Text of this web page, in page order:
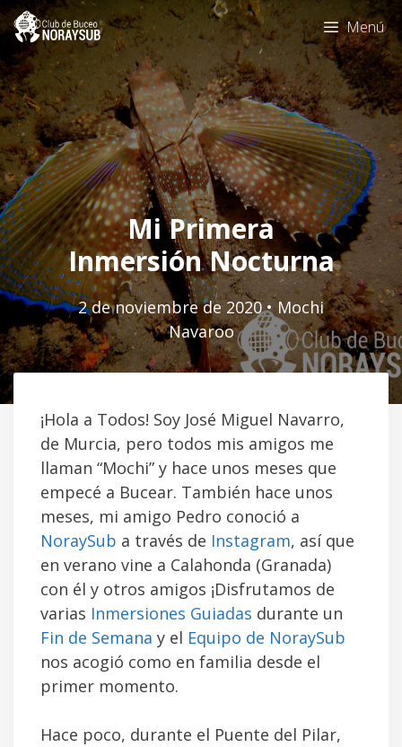
Saltar
al
contenido
Menú
Mi Primera
Inmersión Nocturna
2 de noviembre de 2020•Mochi
Navaroo
¡Hola a Todos! Soy José Miguel Navarro,
de Murcia, pero todos mis amigos me
llaman “Mochi” y hace unos meses que
empecé a Bucear. También hace unos
meses, mi amigo Pedro conoció a
NoraySub a través de Instagram, así que
en verano vine a Calahonda (Granada)
con él y otros amigos ¡Disfrutamos de
varias Inmersiones Guiadas durante un
Fin de Semana y el Equipo de NoraySub
nos acogió como en familia desde el
primer momento.
Hace poco, durante el Puente del Pilar,